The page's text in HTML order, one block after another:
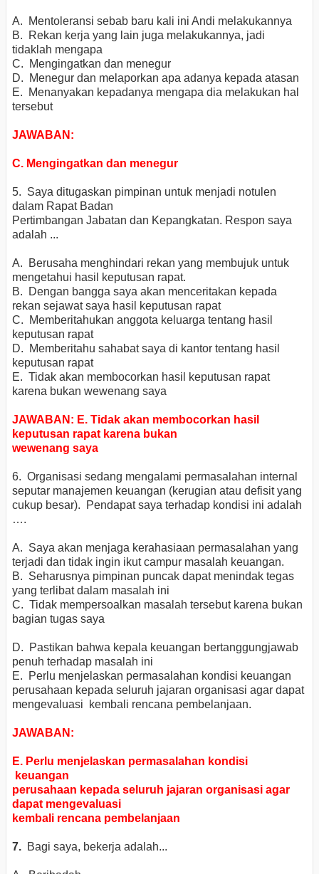
A. Mentoleransi sebab baru kali ini Andi melakukannya
B. Rekan kerja yang lain juga melakukannya, jadi
tidaklah mengapa
C. Mengingatkan dan menegur
D. Menegur dan melaporkan apa adanya kepada atasan
E. Menanyakan kepadanya mengapa dia melakukan hal
tersebut
JAWABAN:
C. Mengingatkan dan menegur
5. Saya ditugaskan pimpinan untuk menjadi notulen
dalam Rapat Badan
Pertimbangan Jabatan dan Kepangkatan. Respon saya
adalah ...
A. Berusaha menghindari rekan yang membujuk untuk
mengetahui hasil keputusan rapat.
B. Dengan bangga saya akan menceritakan kepada
rekan sejawat saya hasil keputusan rapat
C. Memberitahukan anggota keluarga tentang hasil
keputusan rapat
D. Memberitahu sahabat saya di kantor tentang hasil
keputusan rapat
E. Tidak akan membocorkan hasil keputusan rapat
karena bukan wewenang saya
JAWABAN: E. Tidak akan membocorkan hasil
keputusan rapat karena bukan
wewenang saya
6. Organisasi sedang mengalami permasalahan internal
seputar manajemen keuangan (kerugian atau defisit yang
cukup besar). Pendapat saya terhadap kondisi ini adalah
….
A. Saya akan menjaga kerahasiaan permasalahan yang
terjadi dan tidak ingin ikut campur masalah keuangan.
B. Seharusnya pimpinan puncak dapat menindak tegas
yang terlibat dalam masalah ini
C. Tidak mempersoalkan masalah tersebut karena bukan
bagian tugas saya
D. Pastikan bahwa kepala keuangan bertanggungjawab
penuh terhadap masalah ini
E. Perlu menjelaskan permasalahan kondisi keuangan
perusahaan kepada seluruh jajaran organisasi agar dapat
mengevaluasi kembali rencana pembelanjaan.
JAWABAN:
E. Perlu menjelaskan permasalahan kondisi
keuangan
perusahaan kepada seluruh jajaran organisasi agar
dapat mengevaluasi
kembali rencana pembelanjaan
7. Bagi saya, bekerja adalah...